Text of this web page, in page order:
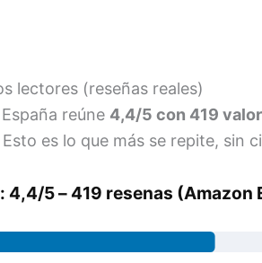
lectores (reseñas reales)
reúne 4,4/5 con 419
es lo que más se repite, sin
4,4/5 – 419 resenas (Amazon